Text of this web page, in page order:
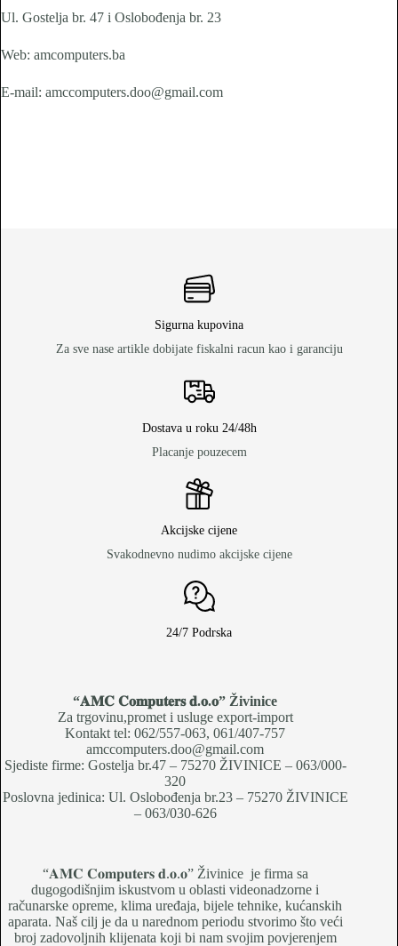
Ul. Gostelja br. 47 i Oslobođenja br. 23
Web: amcomputers.ba
E-mail: amccomputers.doo@gmail.com
Sigurna kupovina
Za sve nase artikle dobijate fiskalni racun kao i garanciju
Dostava u roku 24/48h
Placanje pouzecem
Akcijske cijene
Svakodnevno nudimo akcijske cijene
24/7 Podrska
“𝐀𝐌𝐂 𝐂𝐨𝐦𝐩𝐮𝐭𝐞𝐫𝐬 𝐝.𝐨.𝐨” Živinice
Za trgovinu,promet i usluge export-import
Kontakt tel: 062/557-063, 061/407-757
amccomputers.doo@gmail.com
Sjediste firme: Gostelja br.47 – 75270 ŽIVINICE – 063/000-
320
Poslovna jedinica: Ul. Oslobođenja br.23 – 75270 ŽIVINICE
– 063/030-626
“𝐀𝐌𝐂 𝐂𝐨𝐦𝐩𝐮𝐭𝐞𝐫𝐬 𝐝.𝐨.𝐨” Živinice je firma sa
dugogodišnjim iskustvom u oblasti videonadzorne i
računarske opreme, klima uređaja, bijele tehnike, kućanskih
aparata. Naš cilj je da u narednom periodu stvorimo što veći
broj zadovoljnih klijenata koji bi nam svojim povjerenjem